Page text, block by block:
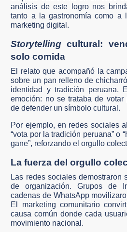
análisis de este logro nos
tanto a la gastronomía como a
marketing digital.
Storytelling cultural:
solo comida
El relato que acompañó la
sobre un pan relleno de
identidad y tradición peruana.
emoción: no se trataba de
de defender un símbolo cultural.
Por ejemplo, en redes sociales
“vota por la tradición peruana” o
gane”, reforzando el orgullo
La fuerza del orgullo
Las redes sociales demostraron
de organización. Grupos de
cadenas de WhatsApp
El marketing comunitario
causa común donde cada
movimiento nacional.